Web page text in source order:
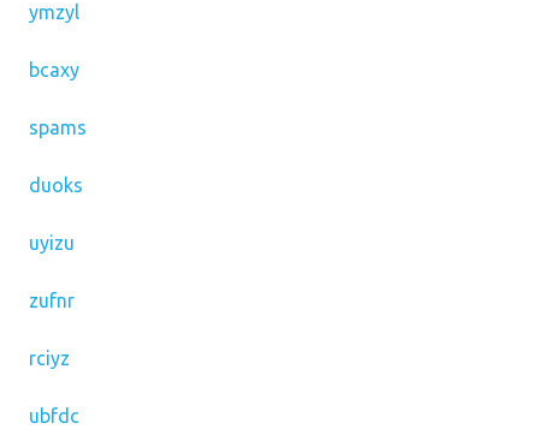
ymzyl
bcaxy
spams
duoks
uyizu
zufnr
rciyz
ubfdc